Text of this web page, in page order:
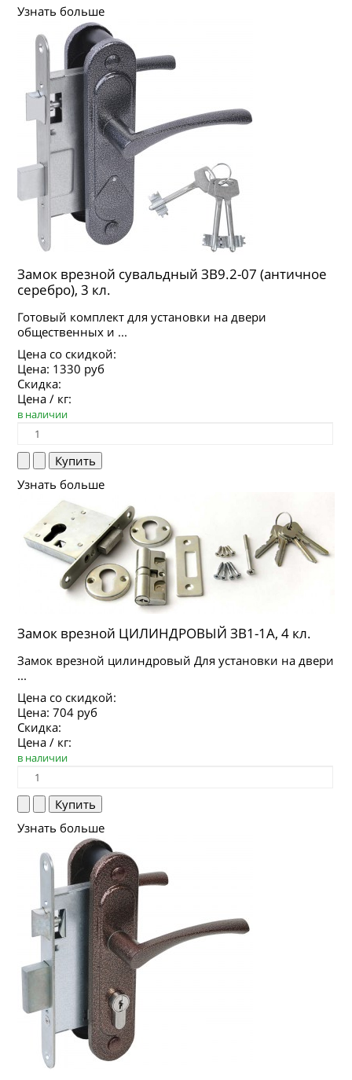
Узнать больше
Замок врезной сувальдный ЗВ9.2-07 (античное
серебро), 3 кл.
Готовый комплект для установки на двери
общественных и ...
Цена со скидкой:
Цена: 1330 руб
Скидка:
Цена / кг:
в наличии
Узнать больше
Замок врезной ЦИЛИНДРОВЫЙ ЗВ1-1А, 4 кл.
Замок врезной цилиндровый Для установки на двери
...
Цена со скидкой:
Цена:704 руб
Скидка:
Цена / кг:
в наличии
Узнать больше